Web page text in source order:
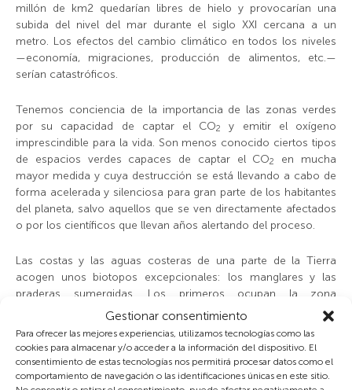
Gestionar consentimiento
Para ofrecer las mejores experiencias, utilizamos tecnologías como las
cookies para almacenar y/o acceder a la información del dispositivo. El
consentimiento de estas tecnologías nos permitirá procesar datos como el
comportamiento de navegación o las identificaciones únicas en este sitio.
millón de km2 quedarían libres de hielo y provocarían una
subida del nivel del mar durante el siglo XXI cercana a un
metro. Los efectos del cambio climático en todos los niveles
—economía, migraciones, producción de alimentos, etc.—
serían catastróficos.
Tenemos conciencia de la importancia de las zonas verdes
por su capacidad de captar el CO2
y emitir el oxígeno
imprescindible para la vida. Son menos conocido ciertos tipos
de espacios verdes capaces de captar el CO2
en mucha
mayor medida y cuya destrucción se está llevando a cabo de
forma acelerada y silenciosa para gran parte de los habitantes
del planeta, salvo aquellos que se ven directamente afectados
o por los científicos que llevan años alertando del proceso.
Las costas y las aguas costeras de una parte de la Tierra
acogen unos biotopos excepcionales: los manglares y las
praderas sumergidas. Los primeros ocupan la zona
intermareal de parte de las costas tropicales y subtropicales y
14, resistentes al agua salada. Su importancia es enorme: por
un lado, son sistemas muy productivos ya que sirven de
refugio a muchas especies de aves, anfibios, reptiles y peces,